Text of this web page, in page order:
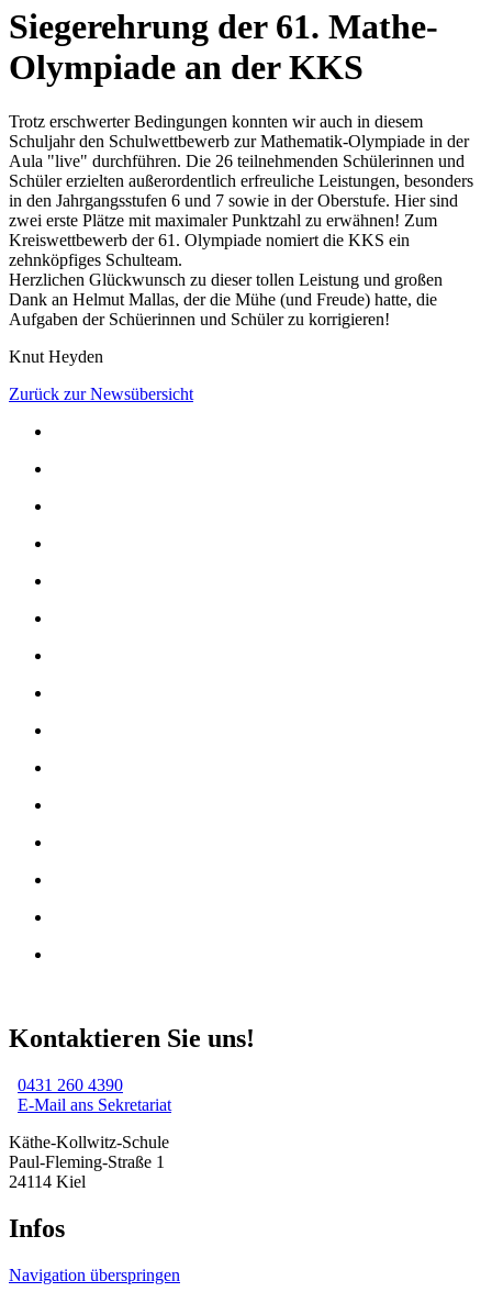
Siegerehrung der 61. Mathe-
Olympiade an der KKS
Trotz erschwerter Bedingungen konnten wir auch in diesem
Schuljahr den Schulwettbewerb zur Mathematik-Olympiade in der
Aula "live" durchführen. Die 26 teilnehmenden Schülerinnen und
Schüler erzielten außerordentlich erfreuliche Leistungen, besonders
in den Jahrgangsstufen 6 und 7 sowie in der Oberstufe. Hier sind
zwei erste Plätze mit maximaler Punktzahl zu erwähnen! Zum
Kreiswettbewerb der 61. Olympiade nomiert die KKS ein
zehnköpfiges Schulteam.
Herzlichen Glückwunsch zu dieser tollen Leistung und großen
Dank an Helmut Mallas, der die Mühe (und Freude) hatte, die
Aufgaben der Schüerinnen und Schüler zu korrigieren!
Knut Heyden
Zurück zur Newsübersicht
Kontaktieren Sie uns!
0431 260 4390
E-Mail ans Sekretariat
Käthe-Kollwitz-Schule
Paul-Fleming-Straße 1
24114 Kiel
Infos
Navigation überspringen